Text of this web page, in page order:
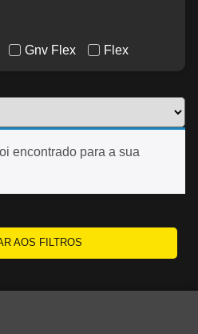
Gnv Flex Flex
encontrado para a sua
AOS FILTROS